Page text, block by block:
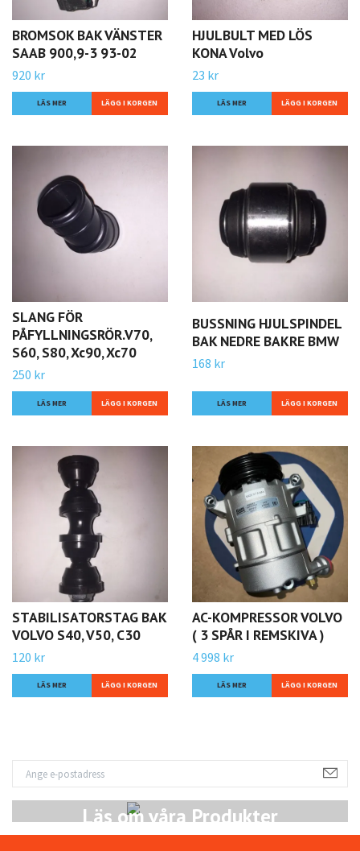
Läs om våra Produkter
BROMSOK BAK VÄNSTER
SAAB 900,9-3 93-02
920 kr
LÄS MER
HJULBULT MED LÖS
KONA Volvo
23 kr
LÄS MER
SLANG FÖR
PÅFYLLNINGSRÖR.V70,
S60, S80, Xc90, Xc70
250 kr
LÄS MER
BUSSNING HJULSPINDEL
BAK NEDRE BAKRE BMW
168 kr
LÄS MER
STABILISATORSTAG BAK
VOLVO S40, V50, C30
120 kr
LÄS MER
AC-KOMPRESSOR VOLVO
( 3 SPÅR I REMSKIVA )
4 998 kr
LÄS MER